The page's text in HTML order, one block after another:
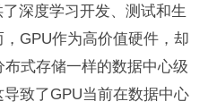
深度学习开发、测试和生
GPU作为高价值硬件，却
式存储一样的数据中心级
致了GPU当前在数据中心